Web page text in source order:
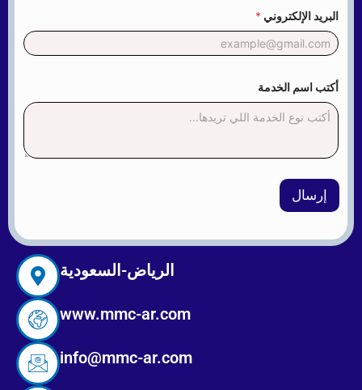
البريد الإلكتروني *
ل
خ
د
ة
*
ك
ب
أكتب اسم الخدمة
إرسال
الرياض-السعودية
www.mmc-ar.com
info@mmc-ar.com